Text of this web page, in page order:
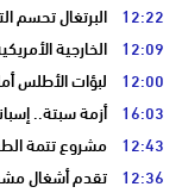
12:22 البرتغال تحسم التنظيم المشترك
12:09 الخارجية
12:00 لبؤات الأطلس
16:03 أزمة سبتة..
12:43 مشروع تتمة
12:36 تقدم أشغال مشروع “نور